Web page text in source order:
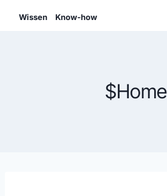
Wissen Know-how
$Home